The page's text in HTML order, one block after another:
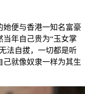
她便与香港一知名富豪
当年自己贵为“玉女掌
法自拔，一切都是听
己就像奴隶一样为其生